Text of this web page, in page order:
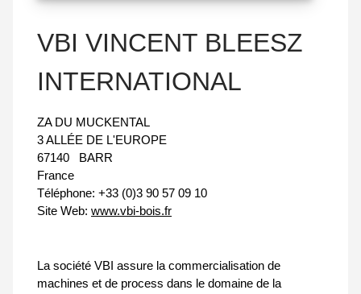
VBI VINCENT BLEESZ
INTERNATIONAL
ZA DU MUCKENTAL
3 ALLÉE DE L'EUROPE
67140
BARR
France
Téléphone: +33 (0)3 90 57 09 10
Site Web: www.vbi-bois.fr
La société VBI assure la commercialisation de
machines et de process dans le domaine de la